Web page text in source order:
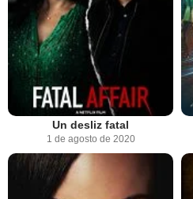
Un desliz fatal
1 de agosto de 2020